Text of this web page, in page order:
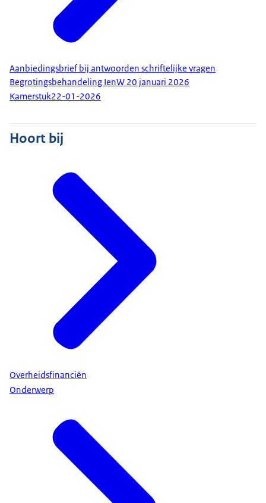
Aanbiedingsbrief bij antwoorden schriftelijke vragen
Begrotingsbehandeling IenW 20 januari 2026
Kamerstuk22-01-2026
Hoort bij
Overheidsfinanciën
Onderwerp